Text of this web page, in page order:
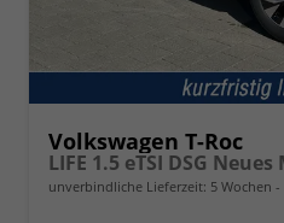
Volkswagen T-Roc
unverbindliche Lieferzeit: 5 Wochen